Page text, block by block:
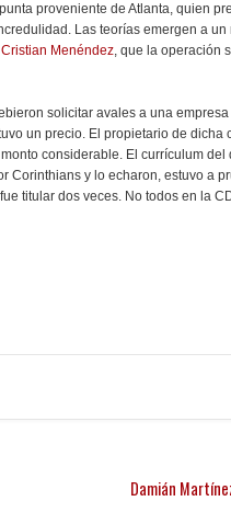
proveniente de Atlanta, quien
Las teorías emergen a
Cristian Menéndez, que la operación
solicitar avales a una
un precio. El propietario de
considerable. El currículum
Corinthians y lo echaron, estuvo a
titular dos veces. No todos en la
Damián